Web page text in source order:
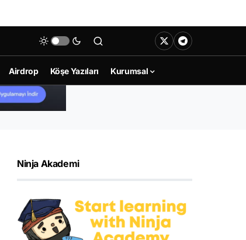
Airdrop Köşe Yazıları Kurumsal
Ninja Akademi